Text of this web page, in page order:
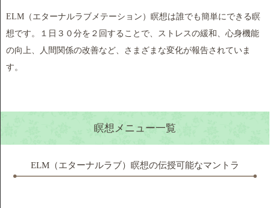
ELM（エターナルラブメテーション）瞑想は誰でも簡単にできる瞑
想です。１日３０分を２回することで、ストレスの緩和、心身機能
の向上、人間関係の改善など、さまざまな変化が報告されていま
す。
瞑想メニュー一覧
ELM（エターナルラブ）瞑想の伝授可能なマントラ